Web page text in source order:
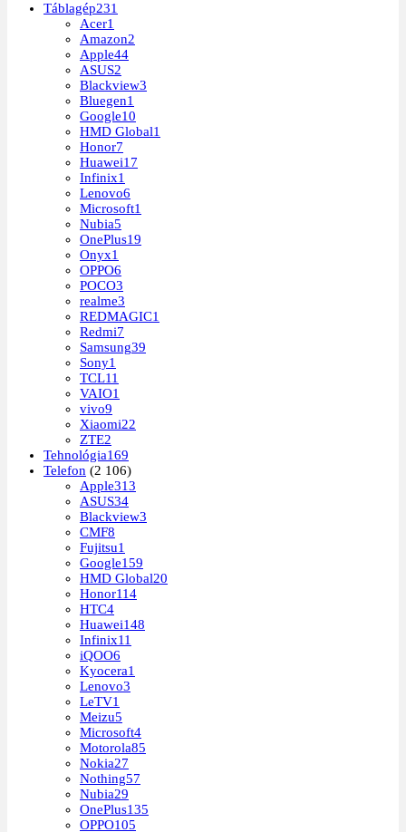
Táblagép231
Acer1
Amazon2
Apple44
ASUS2
Blackview3
Bluegen1
Google10
HMD Global1
Honor7
Huawei17
Infinix1
Lenovo6
Microsoft1
Nubia5
OnePlus19
Onyx1
OPPO6
POCO3
realme3
REDMAGIC1
Redmi7
Samsung39
Sony1
TCL11
VAIO1
vivo9
Xiaomi22
ZTE2
Tehnológia169
Telefon (2 106)
Apple313
ASUS34
Blackview3
CMF8
Fujitsu1
Google159
HMD Global20
Honor114
HTC4
Huawei148
Infinix11
iQOO6
Kyocera1
Lenovo3
LeTV1
Meizu5
Microsoft4
Motorola85
Nokia27
Nothing57
Nubia29
OnePlus135
OPPO105